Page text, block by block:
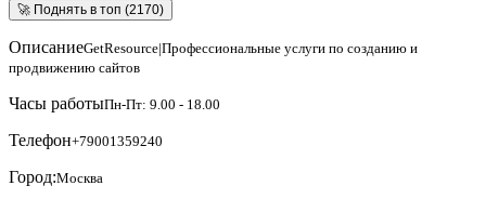
🚀 Поднять в топ (2170)
ОписаниеGetResource|Профессиональные услуги по созданию и
продвижению сайтов
Часы работыПн-Пт: 9.00 - 18.00
Телефон+79001359240
Город:Москва